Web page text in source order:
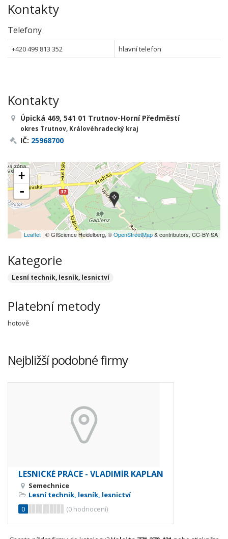
Kontakty
Telefony
+420 499 813 352 hlavní telefon
Kontakty
Úpická 469, 541 01 Trutnov-Horní Předměstí
okres Trutnov, Královéhradecký kraj
IČ: 25968700
+
-
Leaflet | © GIScience Heidelberg, ©OpenStreetMap& contributors, CC-BY-SA
Kategorie
Lesní technik, lesník, lesnictví
Platební metody
hotově
Nejbližší podobné firmy
LESNICKÉ PRÁCE - VLADIMÍR KAPLAN
Semechnice
Lesní technik, lesník, lesnictví
0
(0 hodnocení)